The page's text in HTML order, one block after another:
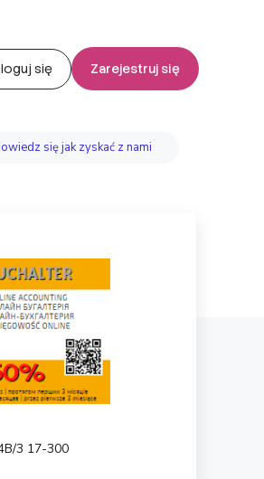
się Zarejestruj się
się jak zyskać z nami
3 17-300